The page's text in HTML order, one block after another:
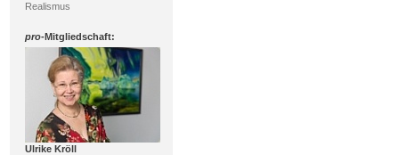
Realismus
pro-Mitgliedschaft:
Ulrike Kröll